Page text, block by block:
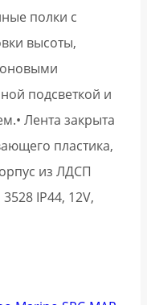
полки с
высоты,
подсветкой и
Лента закрыта
пластика,
из ЛДСП
IP44, 12V,